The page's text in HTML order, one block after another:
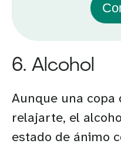
6. Alcohol
Aunque una copa
relajarte, el
estado de ánimo